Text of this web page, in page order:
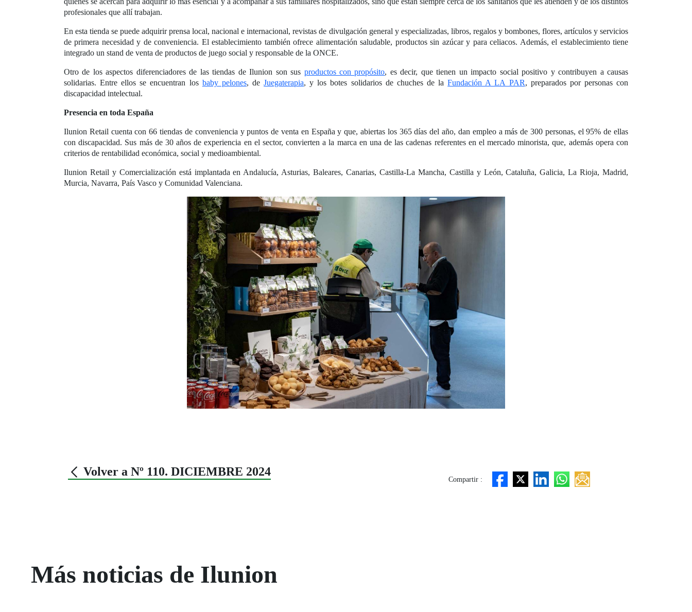
profesionales que allí trabajan.
En esta tienda se puede adquirir prensa local, nacional e internacional, revistas de divulgación general y especializadas, libros, regalos y bombones, flores, artículos y servicios
de primera necesidad y de conveniencia. El establecimiento también ofrece alimentación saludable, productos sin azúcar y para celiacos. Además, el establecimiento tiene
integrado un stand de venta de productos de juego social y responsable de la ONCE.
Otro de los aspectos diferenciadores de las tiendas de Ilunion son sus productos con propósito, es decir, que tienen un impacto social positivo y contribuyen a causas
solidarias. Entre ellos se encuentran los baby pelones, deJuegaterapia, y los botes solidarios de chuches de laFundación A LA PAR, preparados por personas con
discapacidad intelectual.
Presencia en toda España
Ilunion Retail cuenta con 66 tiendas de conveniencia y puntos de venta en España y que, abiertas los 365 días del año, dan empleo a más de 300 personas, el 95% de ellas
con discapacidad. Sus más de 30 años de experiencia en el sector, convierten a la marca en una de las cadenas referentes en el mercado minorista, que, además opera con
criterios de rentabilidad económica, social y medioambiental.
Ilunion Retail y Comercialización está implantada en Andalucía, Asturias, Baleares, Canarias, Castilla-La Mancha, Castilla y León, Cataluña, Galicia, La Rioja, Madrid,
Murcia, Navarra, País Vasco y Comunidad Valenciana.
Volver a Nº 110. DICIEMBRE 2024
Compartir :
Más noticias de Ilunion